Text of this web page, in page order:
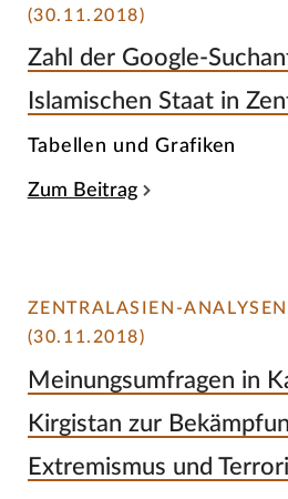
(30.11.2018)
Zahl der Google-
Islamischen Staat in
Tabellen und Grafiken
Zum Beitrag
ZENTRALASIEN-
(30.11.2018)
Meinungsumfragen in
Kirgistan zur
Extremismus und